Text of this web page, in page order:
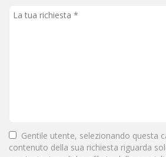
Gentile utente, selezionando questa
contenuto della sua richiesta riguarda